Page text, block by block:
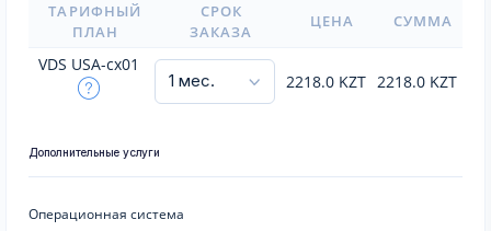
ТАРИФНЫЙ
ПЛАН
СРОК
ЗАКАЗА
ЦЕНА СУММА
VDS USA-cx01
2218.0 KZT 2218.0 KZT
Дополнительные услуги
Операционная система